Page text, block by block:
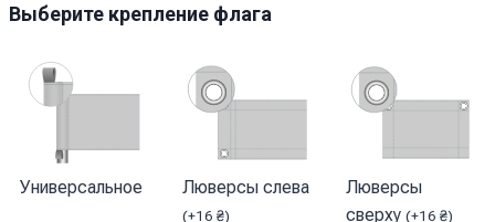
Выберите крепление флага
Универсальное Люверсы слева
(+16₴)
Люверсы
сверху (+16 ₴)